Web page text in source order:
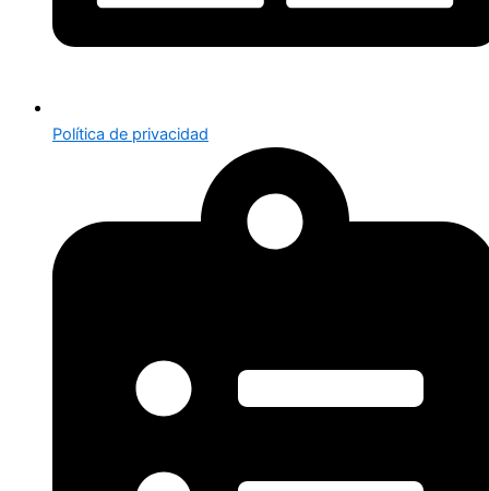
Política de privacidad